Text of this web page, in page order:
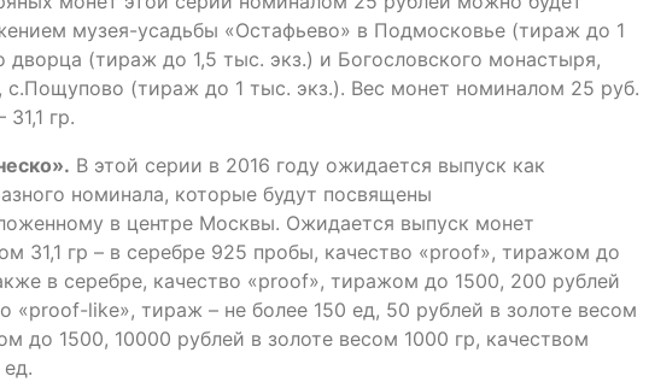
музея-усадьбы «Остафьево» в Подмосковье (тираж до 1
дворца (тираж до 1,5 тыс. экз.) и Богословского монастыря,
с.Пощупово (тираж до 1 тыс. экз.). Вес монет номиналом 25 руб.
гр.
В этой серии в 2016 году ожидается выпуск как
номинала, которые будут посвящены
в центре Москвы. Ожидается выпуск монет
31,1 гр – в серебре 925 пробы, качество «proof», тиражом до
в серебре, качество «proof», тиражом до 1500, 200 рублей
«proof-like», тираж – не более 150 ед, 50 рублей в золоте весом
до 1500, 10000 рублей в золоте весом 1000 гр, качеством